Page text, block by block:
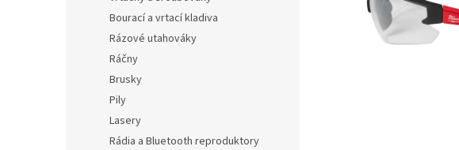
Bourací a vrtací kladiva
Rázové utahováky
Ráčny
Brusky
Pily
Lasery
Rádia a Bluetooth reproduktory